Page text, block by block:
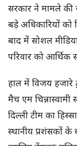
सरकार ने मामले
बड़े अधिकारियों को
बाद में सोशल
परिवार को आर्थिक
हाल में विजय हजारे
मैच एम चिन्नास्वामी
दिल्ली टीम का
स्थानीय प्रशंसकों के